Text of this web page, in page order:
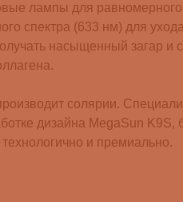
лампы для равномерного
спектра (633 нм) для
насыщенный загар и
солярии.
дизайна MegaSun K9S,
и премиально.